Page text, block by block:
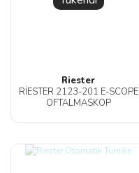
Riester
RİESTER 2123-201 E-SCOPE
OFTALMASKOP